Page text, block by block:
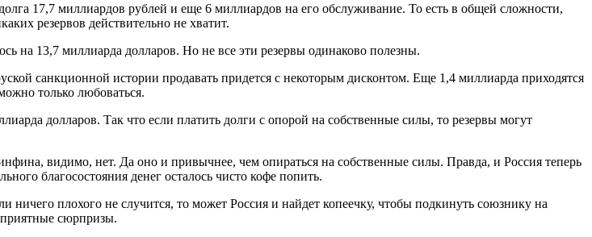
17,7 миллиардов рублей и еще 6 миллиардов на его обслуживание. То есть в общей сложности,
резервов действительно не хватит.
на 13,7 миллиарда долларов. Но не все эти резервы одинаково полезны.
санкционной истории продавать придется с некоторым дисконтом. Еще 1,4 миллиарда приходятся
только любоваться.
долларов. Так что если платить долги с опорой на собственные силы, то резервы могут
видимо, нет. Да оно и привычнее, чем опираться на собственные силы. Правда, и Россия теперь
благосостояния денег осталось чисто кофе попить.
плохого не случится, то может Россия и найдет копеечку, чтобы подкинуть союзнику на
сюрпризы.